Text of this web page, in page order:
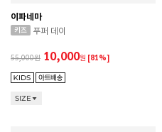
이파네마
푸퍼 데이
55,000 10,000원 [81%]
SIZE